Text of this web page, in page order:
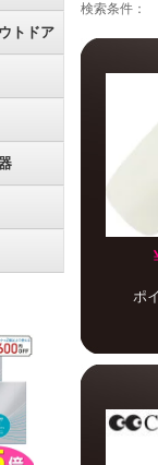
トドア
検索条件：
ポ